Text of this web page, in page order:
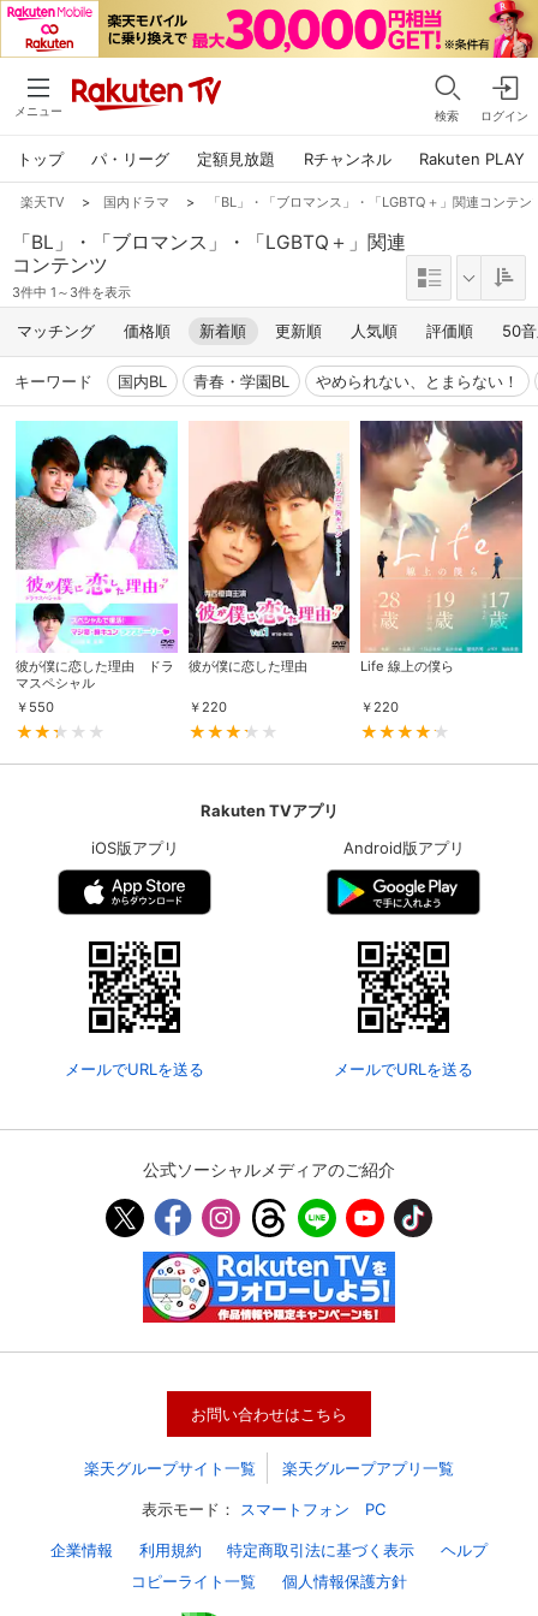
メニュー 検索 ログイン
トップ パ・リーグ 定額見放題 Rチャンネル Rakuten PLAY
楽天TV > 国内ドラマ > 「BL」・「ブロマンス」・「LGBTQ＋」関連コンテン
「BL」・「ブロマンス」・「LGBTQ＋」関連
コンテンツ
3件中 1～3件を表示
マッチング 価格順 新着順 更新順 人気順 評価順 50
キーワード 国内BL 青春・学園BL やめられない、とまらない！
彼が僕に恋した理由 ドラ
マスペシャル
￥ 550
彼が僕に恋した理由
￥ 220
Life 線上の僕ら
￥ 220
Rakuten TVアプリ
iOS版アプリ
メールでURLを送る
Android版アプリ
メールでURLを送る
公式ソーシャルメディアのご紹介
お問い合わせはこちら
楽天グループサイト一覧 楽天グループアプリ一覧
表示モード： スマートフォン PC
企業情報 利用規約 特定商取引法に基づく表示
ヘルプ
コピーライト一覧
個人情報保護方針